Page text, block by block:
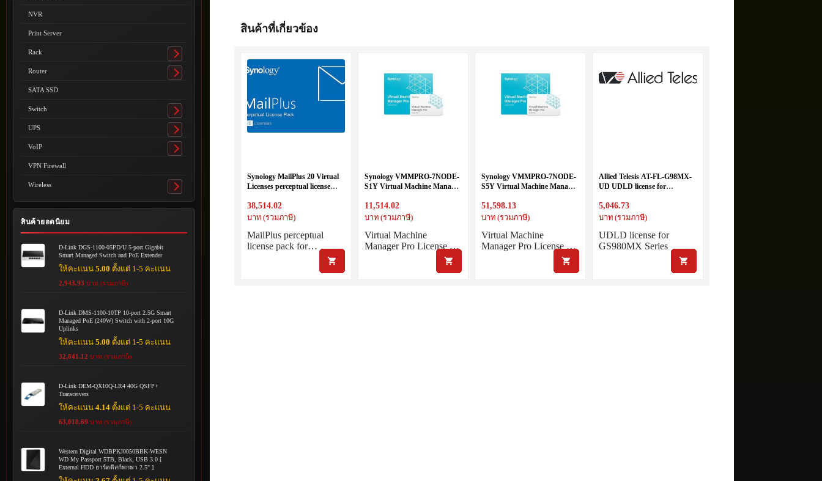
สินค้าที่เกี่ยวข้อง
Synology MailPlus 20 Virtual
Licenses perceptual license
38,514.02
บาท (รวมภาษี)
MailPlus perceptual
license pack for…
Synology VMMPRO-7NODE-
S1Y Virtual Machine Manager
1 year)
11,514.02
บาท (รวมภาษี)
Virtual Machine
Manager Pro License …
Synology VMMPRO-7NODE-
S5Y Virtual Machine Manager
5 years)
51,598.13
บาท (รวมภาษี)
Virtual Machine
Manager Pro License …
Allied Telesis AT-FL-G98MX-
UD UDLD license for
5,046.73
บาท (รวมภาษี)
UDLD license for
GS980MX Series
NVR
Print Server
Rack
Toggle
submenu
Router
Toggle
SATA SSD
Switch
Toggle
submenu
UPS
Toggle
submenu
VoIP
Toggle
VPN Firewall
Wireless
Toggle
submenu
สินค้ายอดนิยม
D-Link DGS-1100-05PD/U 5-port Gigabit
Smart Managed Switch and PoE Extender
ให้คะแนน5.00 ตั้งแต่ 1-5 คะแนน
2,943.93 บาท (รวมภาษี)
D-Link DMS-1100-10TP 10-port 2.5G Smart
Managed PoE (240W) Switch with 2-port 10G
Uplinks
ให้คะแนน5.00 ตั้งแต่ 1-5 คะแนน
32,841.12 บาท (รวมภาษี)
D-Link DEM-QX10Q-LR4 40G QSFP+
Transceivers
ให้คะแนน4.14 ตั้งแต่ 1-5 คะแนน
63,018.69 บาท (รวมภาษี)
Western Digital WDBPKJ0050BBK-WESN
WD My Passport 5TB, Black, USB 3.0 [
External HDD ฮาร์ดดิสก์พกพา 2.5" ]